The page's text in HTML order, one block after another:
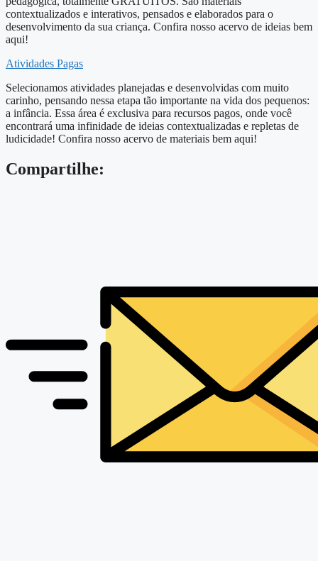
contextualizados e interativos, pensados e elaborados para o
desenvolvimento da sua criança. Confira nosso acervo de ideias bem
aqui!
Atividades Pagas
Selecionamos atividades planejadas e desenvolvidas com muito
carinho, pensando nessa etapa tão importante na vida dos pequenos:
a infância. Essa área é exclusiva para recursos pagos, onde você
encontrará uma infinidade de ideias contextualizadas e repletas de
ludicidade! Confira nosso acervo de materiais bem aqui!
Compartilhe: